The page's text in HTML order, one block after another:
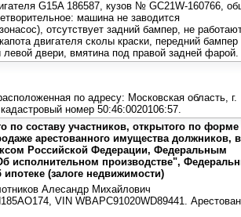
G15A 186587, кузов № GC21W-160766,
машина не заводится
отсутствует задний бампер, не
двигателя сколы краски, передний бампер
двери, вмятина под правой задней фарой.
по адресу: Московская область, г.
номер 50:46:0020106:57.
по составу участников, открытого по форме
арестованного имущества должников, в
Российской Федерации, Федеральным
исполнительном производстве",
(залоге недвижимости)
Алесандр Михайлович
VIN WBAPC91020WD89441.